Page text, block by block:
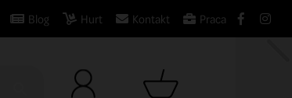
Blog Hurt Kontakt Praca